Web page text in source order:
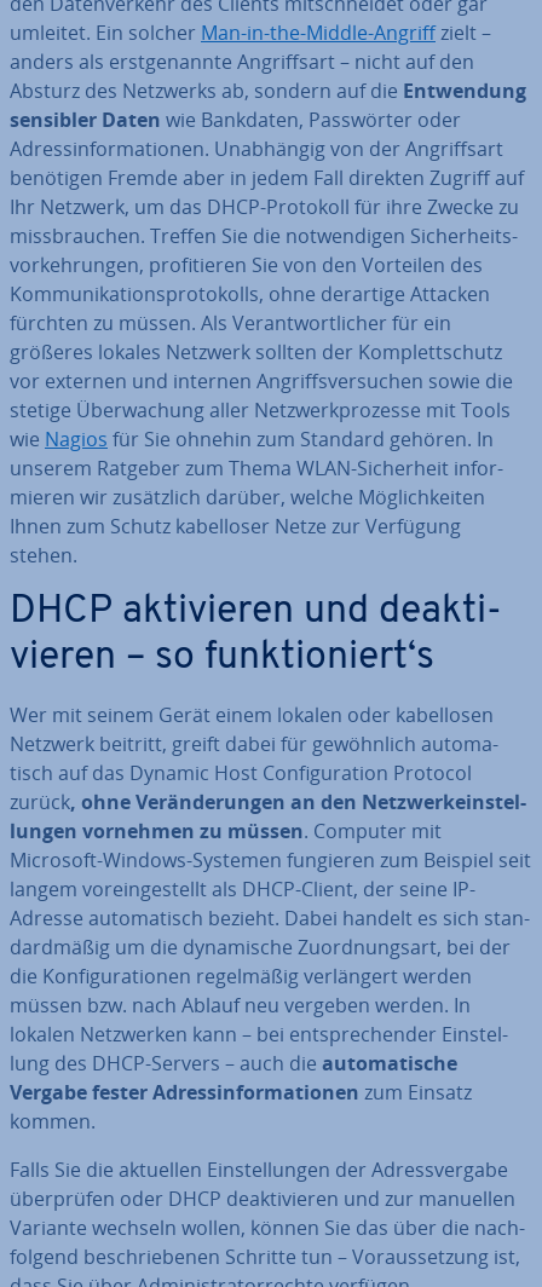
umleitet. Ein solcher Man-in-the-Middle-Angriffzielt –
anders als erst­ge­nann­te An­griffs­art – nicht auf den
Absturz des Netzwerks ab, sondern auf die Ent­wen­dung
sensibler Daten wie Bankdaten, Pass­wör­ter oder
Adress­in­for­ma­tio­nen. Un­ab­hän­gig von der An­griffs­art
benötigen Fremde aber in jedem Fall direkten Zugriff auf
Ihr Netzwerk, um das DHCP-Protokoll für ihre Zwecke zu
miss­brau­chen. Treffen Sie die not­wen­di­gen Si­cher­heits­
vor­keh­run­gen, pro­fi­tie­ren Sie von den Vorteilen des
Kom­mu­ni­ka­ti­ons­pro­to­kolls, ohne derartige Attacken
fürchten zu müssen. Als Ver­ant­wort­li­cher für ein
größeres lokales Netzwerk sollten der Kom­plett­schutz
vor externen und internen An­griffs­ver­su­chen sowie die
stetige Über­wa­chung aller Netz­werk­pro­zes­se mit Tools
wie Nagios für Sie ohnehin zum Standard gehören. In
unserem Ratgeber zum Thema WLAN-Si­cher­heit in­for­
mie­ren wir zu­sätz­lich darüber, welche Mög­lich­kei­ten
Ihnen zum Schutz ka­bel­lo­ser Netze zur Verfügung
stehen.
DHCP ak­ti­vie­ren und de­ak­ti­
vie­ren – so funk­tio­niert‘s
Wer mit seinem Gerät einem lokalen oder ka­bel­lo­sen
Netzwerk beitritt, greift dabei für ge­wöhn­lich au­to­ma­
tisch auf das Dynamic Host Con­fi­gu­ra­ti­on Protocol
zurück, ohne Ver­än­de­run­gen an den Netz­werk­ein­stel­
lun­gen vornehmen zu müssen. Computer mit
Microsoft-Windows-Systemen fungieren zum Beispiel seit
langem vor­ein­ge­stellt als DHCP-Client, der seine IP-
Adresse au­to­ma­tisch bezieht. Dabei handelt es sich stan­
dard­mä­ßig um die dy­na­mi­sche Zu­ord­nungs­art, bei der
die Kon­fi­gu­ra­tio­nen re­gel­mä­ßig ver­län­gert werden
müssen bzw. nach Ablauf neu vergeben werden. In
lokalen Netz­wer­ken kann – bei ent­spre­chen­der Ein­stel­
lung des DHCP-Servers – auch die au­to­ma­ti­sche
Vergabe fester Adress­in­for­ma­tio­nen zum Einsatz
kommen.
Falls Sie die aktuellen Ein­stel­lun­gen der Adress­ver­ga­be
über­prü­fen oder DHCP de­ak­ti­vie­ren und zur manuellen
Variante wechseln wollen, können Sie das über die nach­
fol­gend be­schrie­be­nen Schritte tun – Vor­aus­set­zung ist,